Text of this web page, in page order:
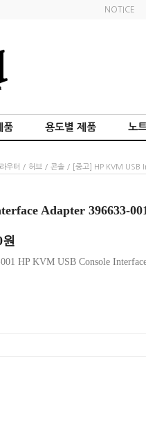
NOTICE
품 용도별 제품 노
라우터 / 허브 / 콘솔 / [중고] HP KVM
Adapter 396633-
원
HP KVM USB Console